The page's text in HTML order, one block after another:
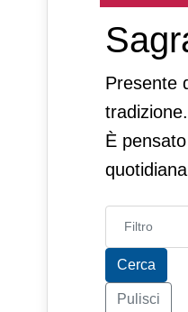
Presente
tradizione.
È
Inserisci
Cerca
Pulisci